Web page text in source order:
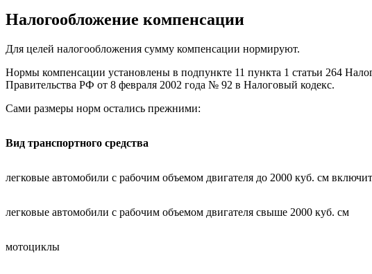
Налогообложение компенсации
Для целей налогообложения сумму компенсации нормируют.
Нормы компенсации установлены в подпункте 11 пункта 1 статьи 264
Правительства РФ от 8 февраля 2002 года № 92 в Налоговый кодекс.
Сами размеры норм остались прежними:
Вид транспортного средства
легковые автомобили с рабочим объемом двигателя до 2000 куб. см
легковые автомобили с рабочим объемом двигателя свыше 2000 куб. см
мотоциклы